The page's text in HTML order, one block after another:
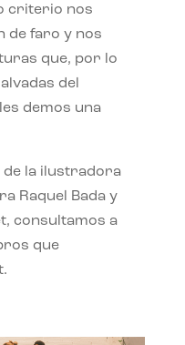
criterio nos
de faro y nos
que, por lo
del
demos una
de la ilustradora
Raquel Bada y
consultamos a
que